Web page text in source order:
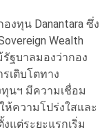
งทุน Danantara ซึ่ง
Wealth
รัฐบาลมองว่ากอง
เติบโตทาง
ทุนฯ มีความเชื่อม
ห้ความโปร่งใสและ
แต่ระยะแรกเริ่ม